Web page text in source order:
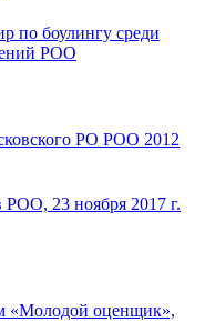
РО РОО 2012
«Молодой оценщик»,